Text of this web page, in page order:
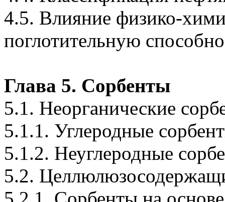
4.5. Влияние физико-
поглотительную
Глава 5. Сорбенты
5.1. Неорганические
5.1.1. Углеродные
5.1.2. Неуглеродные
5.2.